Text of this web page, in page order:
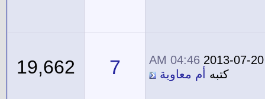
2013-07-20
04:46 AM
كتبه
أم معاوية 7
19,662